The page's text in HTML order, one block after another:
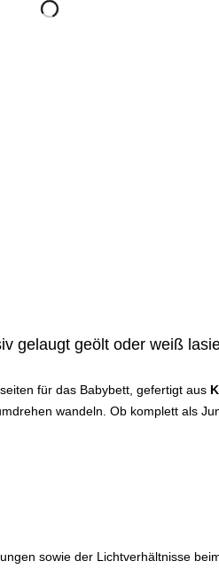
gelaugt geölt oder weiß
für das Babybett, gefertigt aus
wandeln. Ob komplett als
sowie der Lichtverhältnisse